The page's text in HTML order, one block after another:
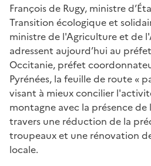
François de Rugy, ministre
Transition écologique et
ministre de l'Agriculture et de
adressent aujourd’hui au
Occitanie, préfet
Pyrénées, la feuille de route «
visant à mieux concilier
montagne avec la présence
travers une réduction de la
troupeaux et une rénovation
locale.